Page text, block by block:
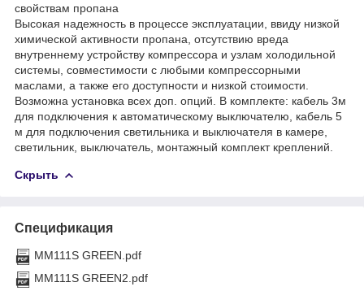
свойствам пропана
Высокая надежность в процессе эксплуатации, ввиду низкой
химической активности пропана, отсутствию вреда
внутреннему устройству компрессора и узлам холодильной
системы, совместимости с любыми компрессорными
маслами, а также его доступности и низкой стоимости.
Возможна установка всех доп. опций. В комплекте: кабель 3м
для подключения к автоматическому выключателю, кабель 5
м для подключения светильника и выключателя в камере,
светильник, выключатель, монтажный комплект креплений.
Скрыть
Спецификация
MM111S GREEN.pdf
MM111S GREEN2.pdf